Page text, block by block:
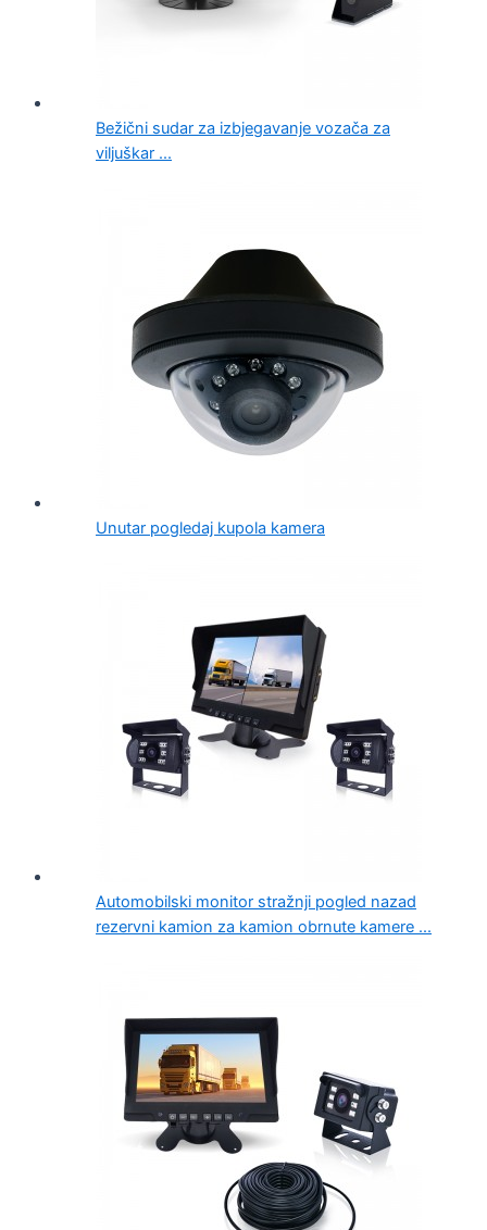
Bežični sudar za izbjegavanje vozača za
viljuškar ...
Unutar pogledaj kupola kamera
Automobilski monitor stražnji pogled nazad
rezervni kamion za kamion obrnute kamere ...